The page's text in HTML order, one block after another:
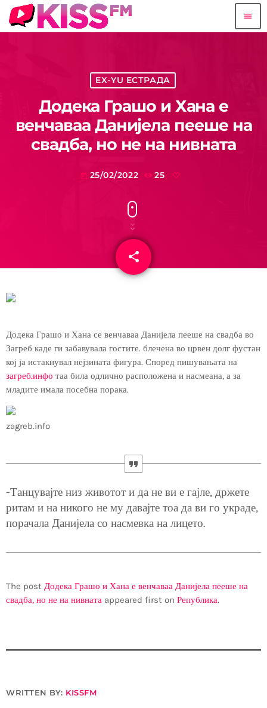
menu
EX-YU ЕСТРАДА
Додека Грашо и Хана е
венчаваа Данијела пееше на
свадба, но не на нивната
today 25/02/2022 25
share
email
Додека Грашо и Хана се венчаваа Данијела пееше на свадба во
Загреб каде ги забавувала гостите. блечена во црвен долг фустан
кој ја истакнувал нејзината фигура. Според пишувањата на
загреб.инфо таа била одлично расположена и насмеана, а за
младите имала посебна порака.
zagreb.info
-Танцувајте низ животот и да не ви е гајле, држете
ритам и на никого не му давајте тоа да ви го украде,
порачала Данијела со насмевка на лицето.
The post Додека Грашо и Хана е венчаваа Данијела пееше на
свадба, но не на нивната appeared first on Република.
WRITTEN BY: KISSFM